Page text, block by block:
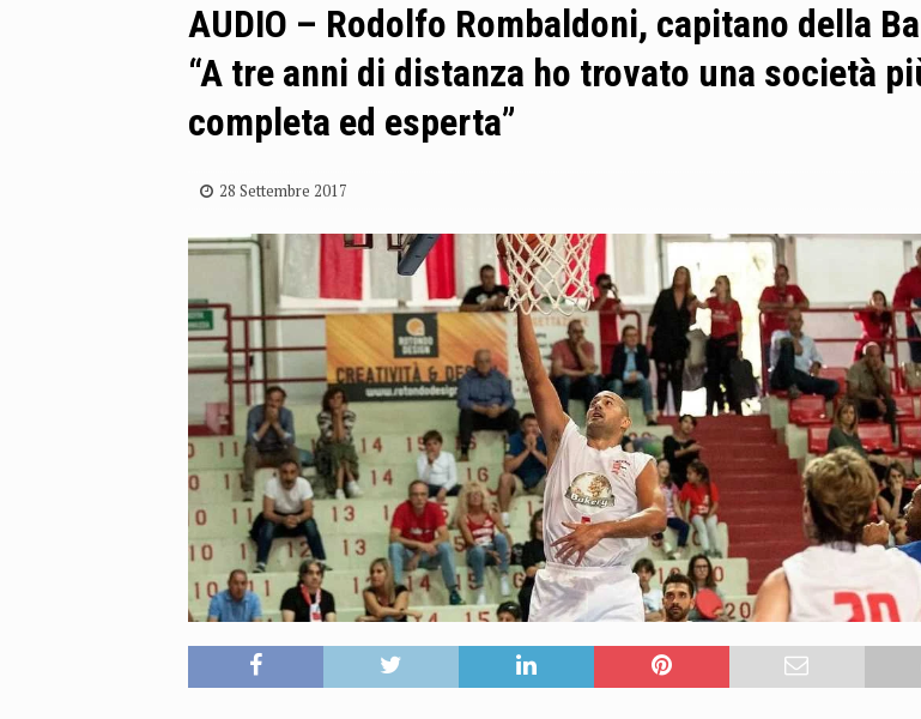
AUDIO – Rodolfo Rombaldoni, capitano della
“A tre anni di distanza ho trovato una società
completa ed esperta”
28 Settembre 2017